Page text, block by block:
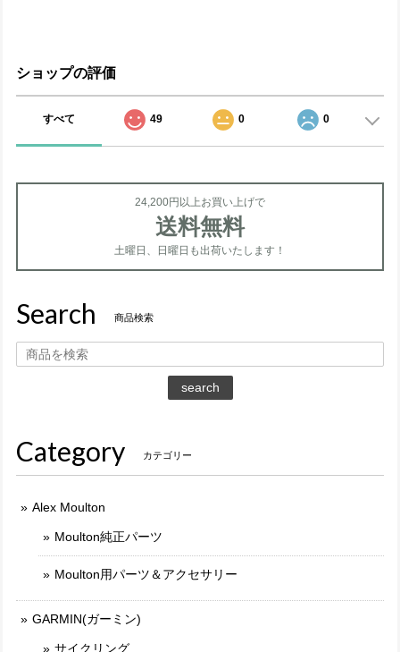
ショップの評価
すべて 49 0 0
24,200円以上お買い上げで
送料無料
土曜日、日曜日も出荷いたします！
Search 商品検索
search
Category カテゴリー
Alex Moulton
Moulton純正パーツ
Moulton用パーツ＆アクセサリー
GARMIN(ガーミン)
サイクリング